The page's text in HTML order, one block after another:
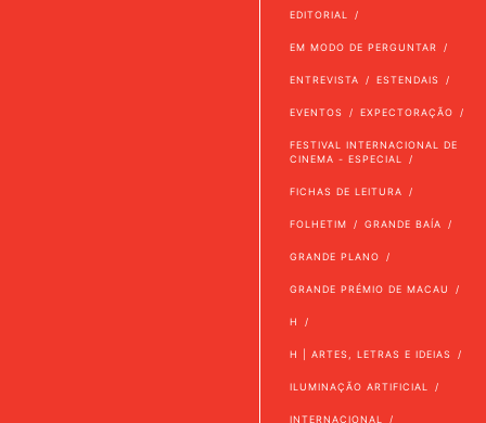
EDITORIAL
EM MODO DE PERGUNTAR
ENTREVISTA ESTENDAIS
EVENTOS EXPECTORAÇÃO
FESTIVAL INTERNACIONAL DE
CINEMA - ESPECIAL
FICHAS DE LEITURA
FOLHETIM GRANDE BAÍA
GRANDE PLANO
GRANDE PRÉMIO DE MACAU
H
H | ARTES, LETRAS E IDEIAS
ILUMINAÇÃO ARTIFICIAL
INTERNACIONAL